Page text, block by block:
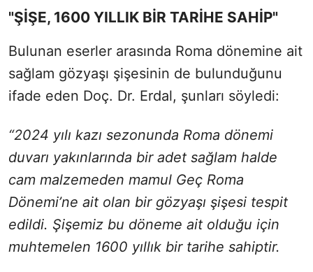
"ŞİŞE, 1600 YILLIK BİR TARİHE SAHİP"
Bulunan eserler arasında Roma dönemine ait
sağlam gözyaşı şişesinin de bulunduğunu
ifade eden Doç. Dr. Erdal, şunları söyledi:
“2024 yılı kazı sezonunda Roma dönemi
duvarı yakınlarında bir adet sağlam halde
cam malzemeden mamul Geç Roma
Dönemi’ne ait olan bir gözyaşı şişesi tespit
edildi. Şişemiz bu döneme ait olduğu için
muhtemelen 1600 yıllık bir tarihe sahiptir.